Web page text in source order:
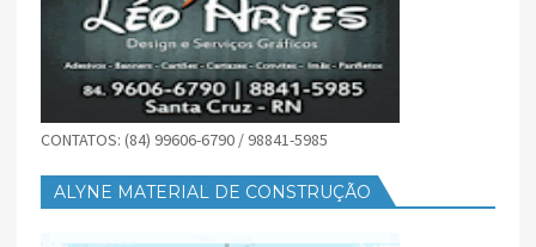
CONTATOS: (84) 99606-6790 / 98841-5985
ALYNE MATERIAL DE CONSTRUÇÃO